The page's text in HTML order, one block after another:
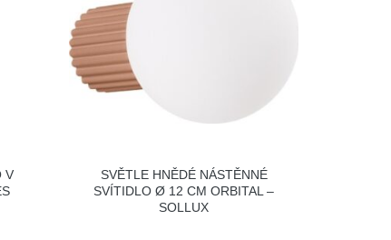
V
SVĚTLE HNĚDÉ NÁSTĚNNÉ
SVÍTIDLO Ø 12 CM ORBITAL –
SOLLUX